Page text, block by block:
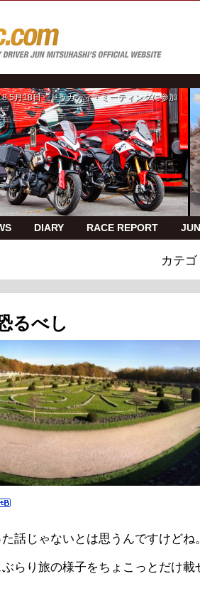
5月18日 ドゥカティ・ミーティングに参加
DIARY RACE REPORT
カテ
るべし
話じゃないとは思うんですけどね
らり旅の様子をちょこっとだけ載